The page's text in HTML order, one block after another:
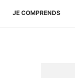
JE COMPRENDS